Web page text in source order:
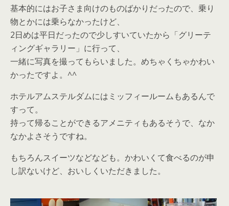
基本的にはお子さま向けのものばかりだったので、乗り
物とかには乗らなかったけど、
2日めは平日だったので少しすいていたから「グリーテ
ィングギャラリー」に行って、
一緒に写真を撮ってもらいました。めちゃくちゃかわい
かったですよ。^^
ホテルアムステルダムにはミッフィールームもあるんで
すって。
持って帰ることができるアメニティもあるそうで、なか
なかよさそうですね。
もちろんスイーツなどなども。かわいくて食べるのが申
し訳ないけど、おいしくいただきました。